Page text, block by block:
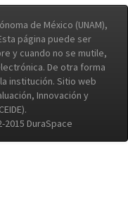
de México (UNAM),
página puede ser
y cuando no se mutile,
De otra forma
institución. Sitio web
Innovación y
DuraSpace